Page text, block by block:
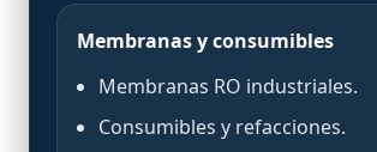
Membranas y consumibles
Membranas RO industriales.
Consumibles y refacciones.